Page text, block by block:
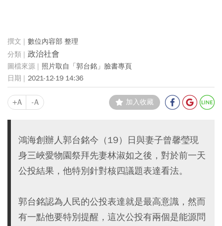
數位內容部 整理
政治社會
照片取自「郭台銘」臉書專頁
2021-12-19 14:36
+A -A 加入收藏
鴻海創辦人郭台銘今（19）日與妻子曾馨瑩現
身三峽愛物園祭拜先妻林淑如之後，對於前一天
公投結果，他特別針對核四議題表達看法。
郭台銘認為人民的公投表達就是最高意識，然而
有一點他要特別提醒，這次公投有兩個是能源問